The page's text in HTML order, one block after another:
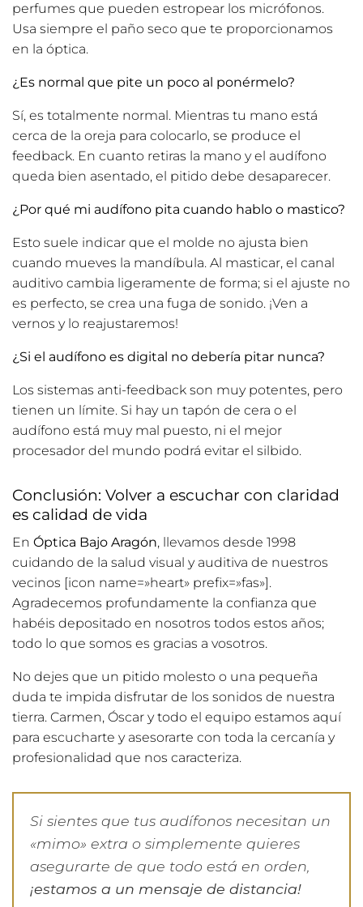
perfumes que pueden estropear los micrófonos.
Usa siempre el paño seco que te proporcionamos
en la óptica.
¿Es normal que pite un poco al ponérmelo?
Sí, es totalmente normal. Mientras tu mano está
cerca de la oreja para colocarlo, se produce el
feedback. En cuanto retiras la mano y el audífono
queda bien asentado, el pitido debe desaparecer.
¿Por qué mi audífono pita cuando hablo o mastico?
Esto suele indicar que el molde no ajusta bien
cuando mueves la mandíbula. Al masticar, el canal
auditivo cambia ligeramente de forma; si el ajuste no
es perfecto, se crea una fuga de sonido. ¡Ven a
vernos y lo reajustaremos!
¿Si el audífono es digital no debería pitar nunca?
Los sistemas anti-feedback son muy potentes, pero
tienen un límite. Si hay un tapón de cera o el
audífono está muy mal puesto, ni el mejor
procesador del mundo podrá evitar el silbido.
Conclusión: Volver a escuchar con claridad
es calidad de vida
En Óptica Bajo Aragón, llevamos desde 1998
cuidando de la salud visual y auditiva de nuestros
vecinos [icon name=»heart» prefix=»fas»].
Agradecemos profundamente la confianza que
habéis depositado en nosotros todos estos años;
todo lo que somos es gracias a vosotros.
No dejes que un pitido molesto o una pequeña
duda te impida disfrutar de los sonidos de nuestra
tierra. Carmen, Óscar y todo el equipo estamos aquí
para escucharte y asesorarte con toda la cercanía y
profesionalidad que nos caracteriza.
Si sientes que tus audífonos necesitan un
«mimo» extra o simplemente quieres
asegurarte de que todo está en orden,
¡estamos a un mensaje de distancia!